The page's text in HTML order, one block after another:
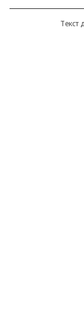
Текст